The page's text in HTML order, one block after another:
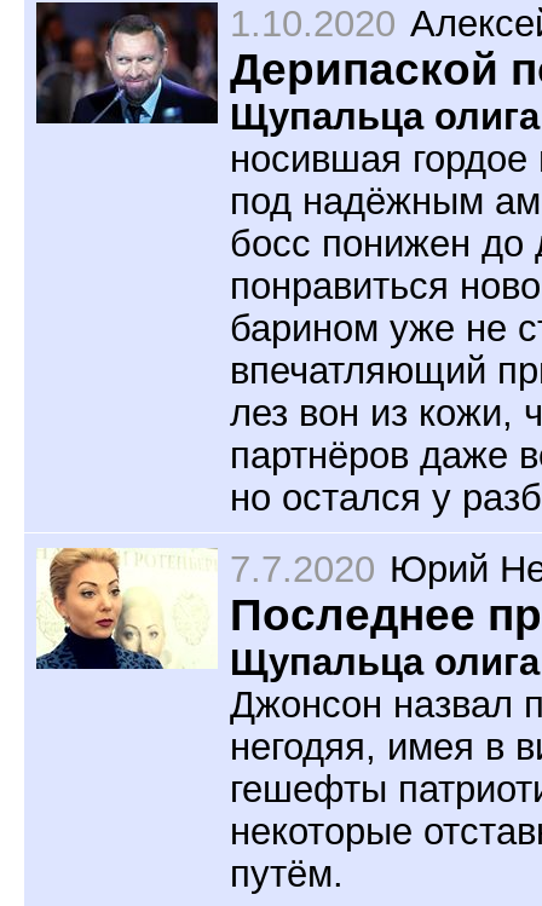
1.10.2020
Дерипаской
Щупальца
носившая
под надёжным
босс понижен до
понравиться
барином уже не
впечатляющий
лез вон из кожи,
партнёров даже
но остался у
7.7.2020 Юрий
Последнее
Щупальца
Джонсон назвал
негодяя, имея в
гешефты
некоторые
путём.